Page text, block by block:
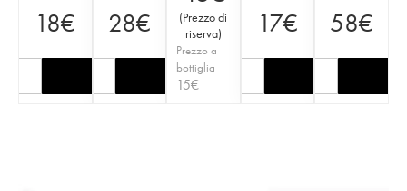
18€ 28€ (Prezzo di
riserva)
Prezzo a
bottiglia
15€
17€ 58€